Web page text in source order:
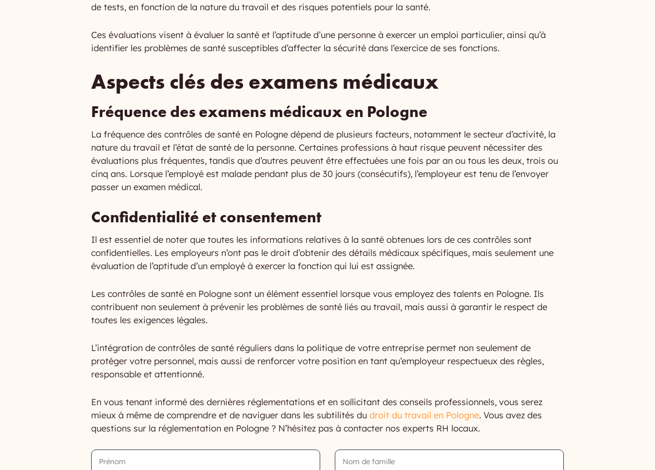
de tests, en fonction de la nature du travail et des risques potentiels pour la santé.
Ces évaluations visent à évaluer la santé et l’aptitude d’une personne à exercer un emploi particulier, ainsi qu’à
identifier les problèmes de santé susceptibles d’affecter la sécurité dans l’exercice de ses fonctions.
Aspects clés des examens médicaux
Fréquence des examens médicaux en Pologne
La fréquence des contrôles de santé en Pologne dépend de plusieurs facteurs, notamment le secteur d’activité, la
nature du travail et l’état de santé de la personne. Certaines professions à haut risque peuvent nécessiter des
évaluations plus fréquentes, tandis que d’autres peuvent être effectuées une fois par an ou tous les deux, trois ou
cinq ans. Lorsque l’employé est malade pendant plus de 30 jours (consécutifs), l’employeur est tenu de l’envoyer
passer un examen médical.
Confidentialité et consentement
Il est essentiel de noter que toutes les informations relatives à la santé obtenues lors de ces contrôles sont
confidentielles. Les employeurs n’ont pas le droit d’obtenir des détails médicaux spécifiques, mais seulement une
évaluation de l’aptitude d’un employé à exercer la fonction qui lui est assignée.
Les contrôles de santé en Pologne sont un élément essentiel lorsque vous employez des talents en Pologne. Ils
contribuent non seulement à prévenir les problèmes de santé liés au travail, mais aussi à garantir le respect de
toutes les exigences légales.
L’intégration de contrôles de santé réguliers dans la politique de votre entreprise permet non seulement de
protéger votre personnel, mais aussi de renforcer votre position en tant qu’employeur respectueux des règles,
responsable et attentionné.
En vous tenant informé des dernières réglementations et en sollicitant des conseils professionnels, vous serez
mieux à même de comprendre et de naviguer dans les subtilités du droit du travail en Pologne. Vous avez des
questions sur la réglementation en Pologne ? N’hésitez pas à contacter nos experts RH locaux.
Prénom
Nom
de